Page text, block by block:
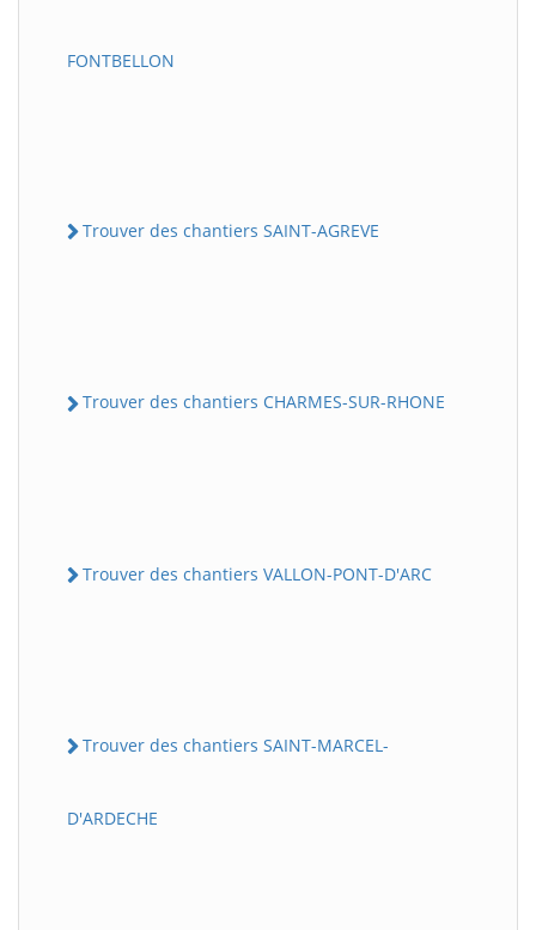
FONTBELLON
Trouver des chantiers SAINT-AGREVE
Trouver des chantiers CHARMES-SUR-RHONE
Trouver des chantiers VALLON-PONT-D'ARC
Trouver des chantiers SAINT-MARCEL-
D'ARDECHE